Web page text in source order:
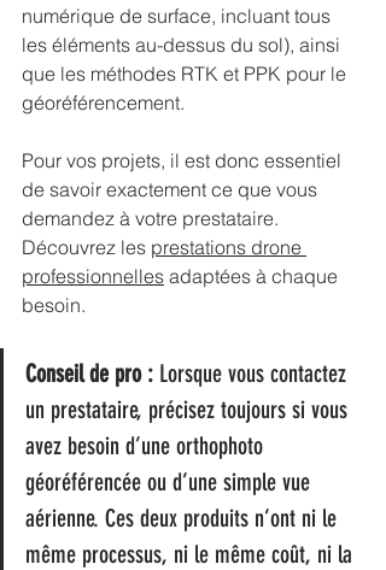
numérique de surface, incluant tous
les éléments au-dessus du sol), ainsi
que les méthodes RTK et PPK pour le
géoréférencement.
Pour vos projets, il est donc essentiel
de savoir exactement ce que vous
demandez à votre prestataire.
Découvrez les prestations drone
professionnelles adaptées à chaque
besoin.
Conseil de pro : Lorsque vous contactez
un prestataire, précisez toujours si vous
avez besoin d’une orthophoto
géoréférencée ou d’une simple vue
aérienne. Ces deux produits n’ont ni le
même processus, ni le même coût, ni la